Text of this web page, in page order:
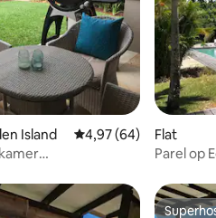
Island Gemiddelde
4,97 (64)
Flat
Parel op